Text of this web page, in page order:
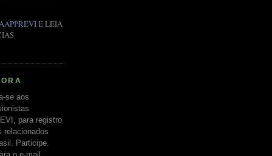
AAPPREVIE LEIA
se aos
para registro
relacionados
Participe.
o e-mail